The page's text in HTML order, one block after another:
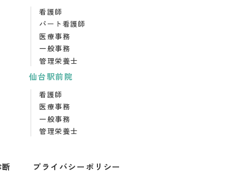
看護師
パート看護師
医療事務
一般事務
管理栄養士
仙台駅前院
看護師
医療事務
一般事務
管理栄養士
プライバシーポリシー